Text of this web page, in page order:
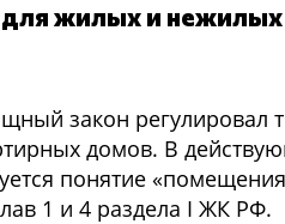
жилых и
закон регулировал
домов. В
понятие
1 и 4 раздела I ЖК РФ.